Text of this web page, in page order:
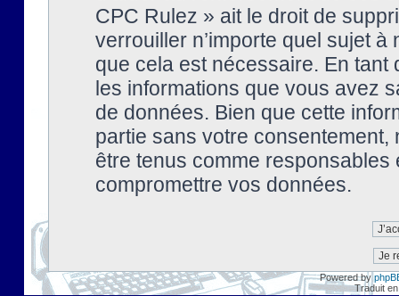
CPC Rulez » ait le droit de
verrouiller n’importe quel sujet à
que cela est nécessaire. En tant
les informations que vous avez
de données. Bien que cette
partie sans votre
être tenus comme
compromettre vos données.
Powered by
Traduit